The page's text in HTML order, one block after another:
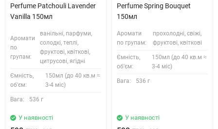
Perfume Patchouli Lavender
Vanilla 150мл
Аромати
по
групам:
ванільні, парфуми,
солодкі, теплі,
фруктові, квіткові,
цитрусові, ягідні
Ємність,
об'єм:
150мл (до 40 кв.м ≈
3-4 міс)
Вага: 536 г
У наявності
Perfume Spring Bouquet
150мл
Аромати
по групам:
прохолодні, свіжі,
фруктові, квіткові
Ємність,
об'єм:
150мл (до 40 кв.м ≈
3-4 міс)
Вага: 536 г
У наявності